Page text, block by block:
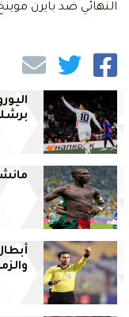
النهائي ضد بايرن موينخ